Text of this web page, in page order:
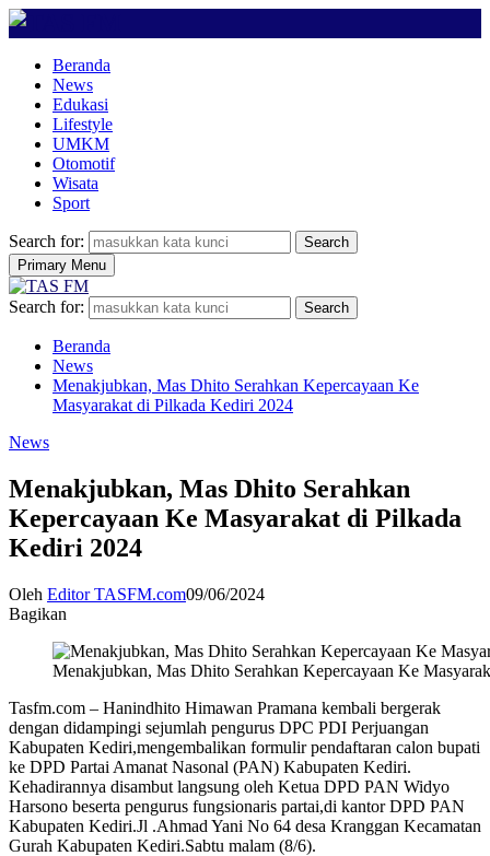
Beranda
News
Edukasi
Lifestyle
UMKM
Otomotif
Wisata
Sport
Search for:
Search
Primary Menu
Search for: Search
Beranda
News
Menakjubkan, Mas Dhito Serahkan Kepercayaan Ke
Masyarakat di Pilkada Kediri 2024
News
Menakjubkan, Mas Dhito Serahkan
Kepercayaan Ke Masyarakat di Pilkada
Kediri 2024
Oleh Editor TASFM.com09/06/2024
Bagikan
Menakjubkan, Mas Dhito Serahkan Kepercayaan Ke
Tasfm.com – Hanindhito Himawan Pramana kembali bergerak
dengan didampingi sejumlah pengurus DPC PDI Perjuangan
Kabupaten Kediri,mengembalikan formulir pendaftaran calon bupati
ke DPD Partai Amanat Nasonal (PAN) Kabupaten Kediri.
Kehadirannya disambut langsung oleh Ketua DPD PAN Widyo
Harsono beserta pengurus fungsionaris partai,di kantor DPD PAN
Kabupaten Kediri.Jl .Ahmad Yani No 64 desa Kranggan Kecamatan
Gurah Kabupaten Kediri.Sabtu malam (8/6).